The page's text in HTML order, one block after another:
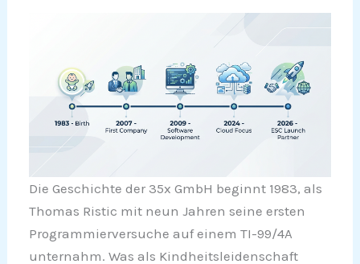
Die Geschichte der 35x GmbH beginnt 1983, als
Thomas Ristic mit neun Jahren seine ersten
Programmierversuche auf einem TI-99/4A
unternahm. Was als Kindheitsleidenschaft